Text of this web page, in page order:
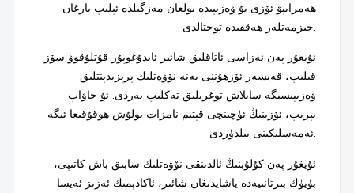
ھەمرايېۋ ئۆزى بۇ ۋەزىپىدە بولغان مەزگىلدە ئېلىپ بارغان
خىزمەتلەر ھەققىدە توختالدى.
ئۇيغۇر پەن ئەزاسى ئاتاقلىق شائىر ئابدۇغوپۇر قۇتلۇقوۋ سۆز
قىلىپ، قەيسەر ئۆزھۇننى يەنە نۆۋەتلىك پرېزىدېنتلىق
ۋەزىپىسىگە سايلاش توغرىلىق تەكلىپ بەردى. ئۇ جاۋاپ
بېرىپ، ئۆزىنىڭ ئۈچىنچى قېتىم نامزات بولۇش ھوقۇقىغا ئىگە
ئەمەسلىكىنى بىلدۈردى.
ئۇيغۇر پەن كۇلۇبنىڭ ئالدىنقى نۆۋەتلىك سابىق باش كاتىپى،
بۈيۈك بىرتانىيەدە ياشايدىغان شائىر، ئاكادېمىك ئەزىز ئەيسا